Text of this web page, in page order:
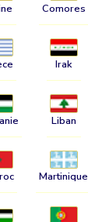
Comores
Irak
Liban
Martinique